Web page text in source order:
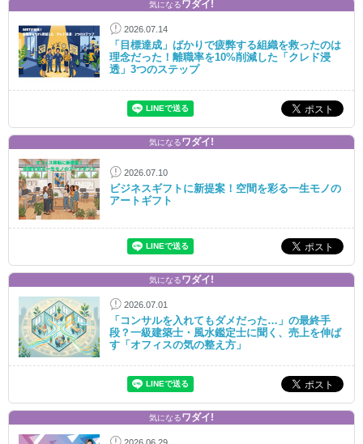
気になるワダイ!
2026.07.14
「目標達成」ばかりで疲弊する組織を救ったのは
理念だった！離職率を10%削減した「クレド浸
透」3つのステップ
気になるワダイ!
2026.07.10
ビジネスギフトに新提案！空間を彩る一生モノの
アートギフト
気になるワダイ!
2026.07.01
「コンサルを入れてもダメだった…」の最終手
段？一級建築士・風水鑑定士に聞く、売上を伸ば
す「オフィスの気の整え方」
気になるワダイ!
2026.06.29